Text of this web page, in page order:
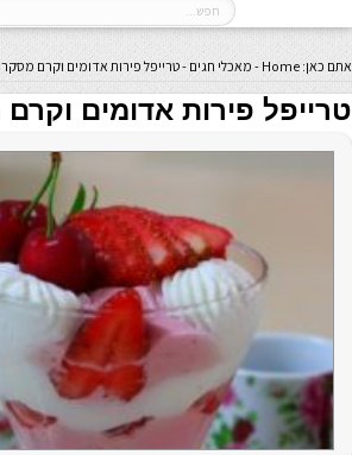
אתם כאן: Home
- מאכלי חגים -טרייפל פירות אדומים וקרם
טרייפל פירות אדומים